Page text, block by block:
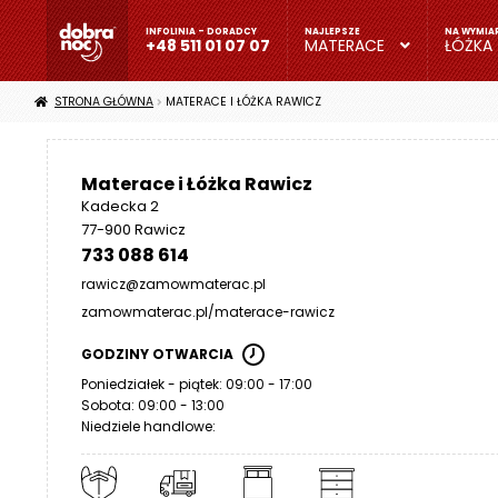
Przejdź
do
nawigacji
Przejdź
do
treści
+48 511 01 07 07 MATERACE ŁÓŻKA
STRONA GŁÓWNA MATERACE I ŁÓŻKA RAWICZ
Materace i Łóżka Rawicz
Kadecka 2
77-900 Rawicz
733 088 614
rawicz@zamowmaterac.pl
zamowmaterac.pl/materace-rawicz
GODZINY OTWARCIA
Poniedziałek - piątek: 09:00 - 17:00
Sobota: 09:00 - 13:00
Niedziele handlowe: